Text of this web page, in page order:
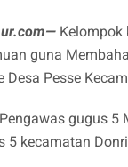
Kelompok
guna
Desa Pesse
gugus 5
5 kecamatan